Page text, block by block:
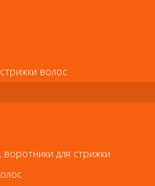
18 Вт» может
Несовпадение внешнего
товара с фотографиями и
ненадлежащего
волос
для стрижки